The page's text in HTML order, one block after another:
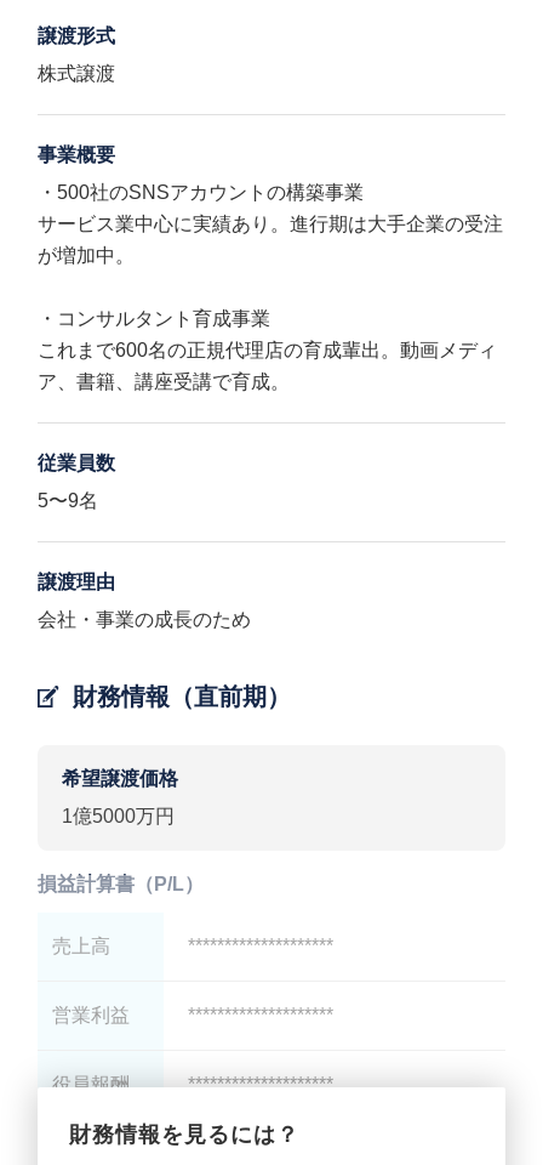
譲渡形式
株式譲渡
事業概要
・500社のSNSアカウントの構築事業
サービス業中⼼に実績あり。進⾏期は⼤⼿企業の受注
が増加中。
・コンサルタント育成事業
これまで600名の正規代理店の育成輩出。動画メディ
ア、書籍、講座受講で育成。
従業員数
5〜9名
譲渡理由
会社・事業の成長のため
財務情報（直前期）
希望譲渡価格
1億5000万円
財務情報を見るには？
損益計算書（P/L）
売上高 ********************
営業利益 ********************
役員報酬 ********************